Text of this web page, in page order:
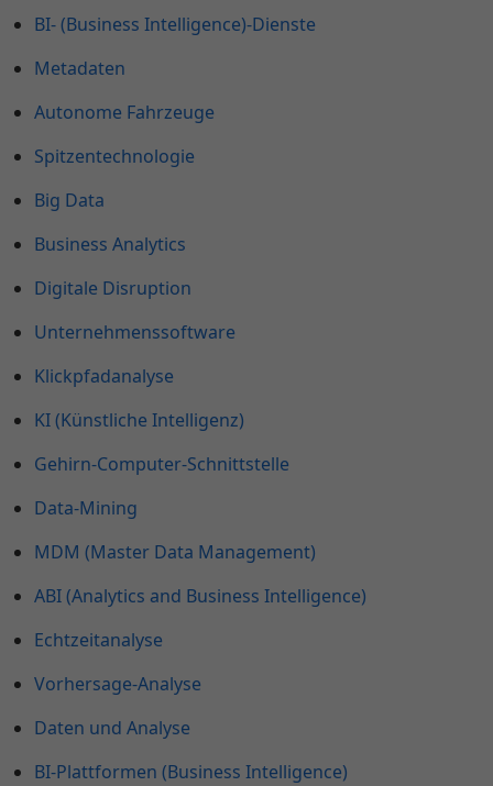
BI- (Business Intelligence)-Dienste
Metadaten
Autonome Fahrzeuge
Spitzentechnologie
Big Data
Business Analytics
Digitale Disruption
Unternehmenssoftware
Klickpfadanalyse
KI (Künstliche Intelligenz)
Gehirn-Computer-Schnittstelle
Data-Mining
MDM (Master Data Management)
ABI (Analytics and Business Intelligence)
Echtzeitanalyse
Vorhersage-Analyse
Daten und Analyse
BI-Plattformen (Business Intelligence)